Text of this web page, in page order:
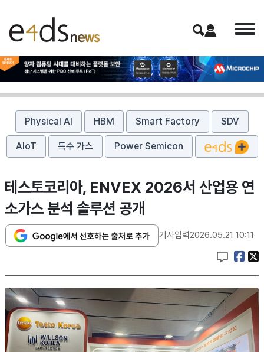
Physical AI HBM Smart Factory SDV
AIoT 특수 가스 Power Semicon
테스토코리아, ENVEX 2026서 산업용 연
소가스 분석 솔루션 공개
기사입력2026.05.21 10:11